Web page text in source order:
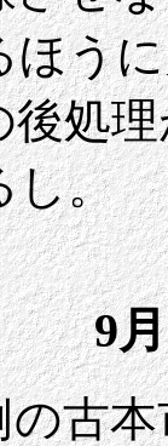
ほう
処
し。
9
古